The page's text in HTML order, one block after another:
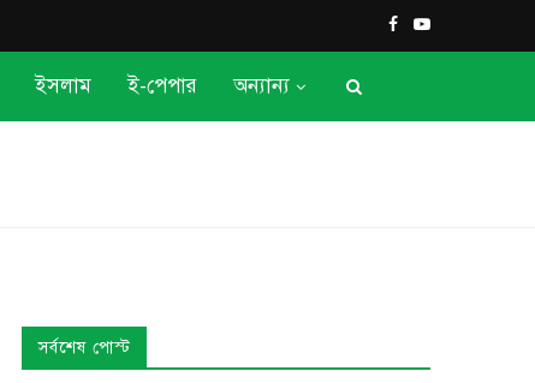
ইসলাম ই-পেপার অন্যান্য
সর্বশেষ পোস্ট